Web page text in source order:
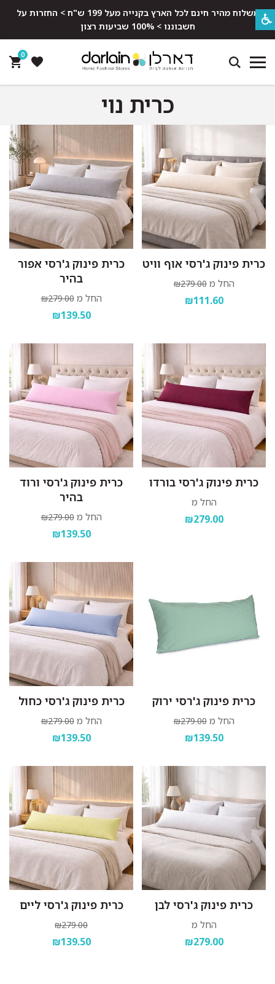
משלוח מהיר חינם לכל הארץ בקנייה מעל 199 ש"ח > החזרות על
חשבוננו > 100% שביעות רצון
0
כרית נוי
כרית פינוק ג'רסי אוף וויט
החל מ ₪279.00
₪111.60
כרית פינוק ג'רסי אפור
בהיר
החל מ ₪279.00
₪139.50
כרית פינוק ג'רסי בורדו
החל מ
₪279.00
כרית פינוק ג'רסי ורוד
בהיר
החל מ ₪279.00
₪139.50
כרית פינוק ג'רסי ירוק
החל מ ₪279.00
₪139.50
כרית פינוק ג'רסי כחול
החל מ ₪279.00
₪139.50
כרית פינוק ג'רסי לבן
החל מ
₪279.00
כרית פינוק ג'רסי ליים
₪279.00
₪139.50